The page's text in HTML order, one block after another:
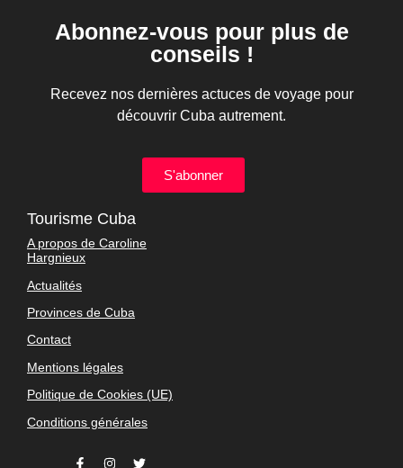
Abonnez-vous pour plus de
conseils !
Recevez nos dernières actuces de voyage pour
découvrir Cuba autrement.
S'abonner
Tourisme Cuba
A propos de Caroline
Hargnieux
Actualités
Provinces de Cuba
Contact
Mentions légales
Politique de Cookies (UE)
Conditions générales